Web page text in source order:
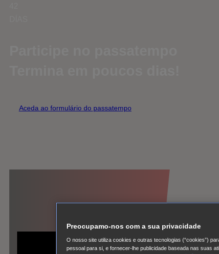
Aceda ao formulário do passatempo
Preocupamo-nos com a sua privacidade
O nosso site utiliza cookies e outras tecnologias (“cookies”)
pessoal para si, e fornecer-lhe publicidade baseada nas suas